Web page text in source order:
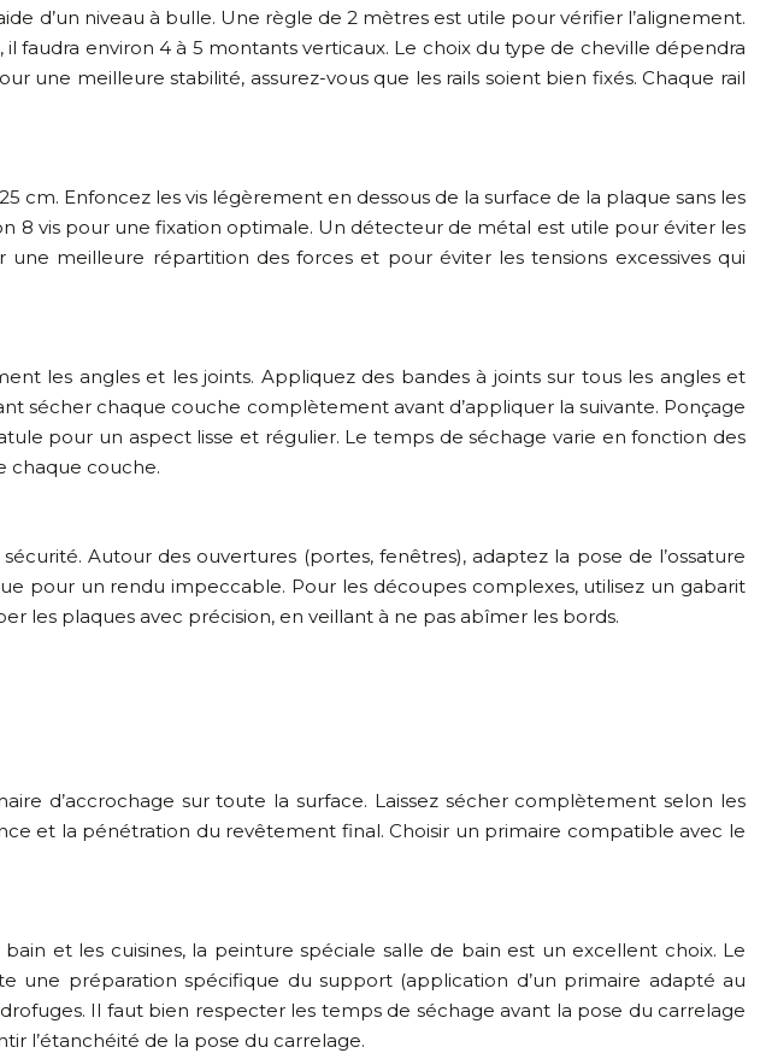
d’un niveau à bulle. Une règle de 2 mètres est utile pour vérifier l’alignement.
faudra environ 4 à 5 montants verticaux. Le choix du type de cheville dépendra
une meilleure stabilité, assurez-vous que les rails soient bien fixés. Chaque rail
cm. Enfoncez les vis légèrement en dessous de la surface de la plaque sans les
8 vis pour une fixation optimale. Un détecteur de métal est utile pour éviter les
meilleure répartition des forces et pour éviter les tensions excessives qui
les angles et les joints. Appliquez des bandes à joints sur tous les angles et
sécher chaque couche complètement avant d’appliquer la suivante. Ponçage
pour un aspect lisse et régulier. Le temps de séchage varie en fonction des
chaque couche.
Autour des ouvertures (portes, fenêtres), adaptez la pose de l’ossature
pour un rendu impeccable. Pour les découpes complexes, utilisez un gabarit
les plaques avec précision, en veillant à ne pas abîmer les bords.
d’accrochage sur toute la surface. Laissez sécher complètement selon les
et la pénétration du revêtement final. Choisir un primaire compatible avec le
et les cuisines, la peinture spéciale salle de bain est un excellent choix. Le
une préparation spécifique du support (application d’un primaire adapté au
Il faut bien respecter les temps de séchage avant la pose du carrelage
l’étanchéité de la pose du carrelage.